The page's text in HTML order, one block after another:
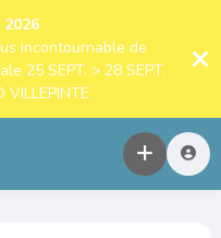
incontournable de
25 SEPT. > 28 SEPT.
VILLEPINTE